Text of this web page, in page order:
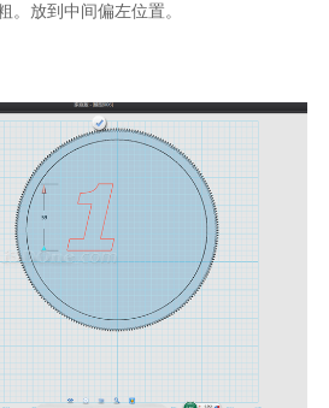
。放到中间偏左位置。